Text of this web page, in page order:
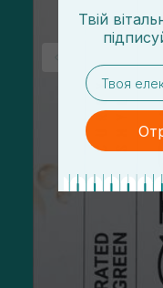
Твій
email